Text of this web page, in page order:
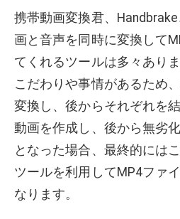
携帯動画変換君、
画と音声を同時に変換して
てくれるツールは多々あり
こだわりや事情があるため
変換し、後からそれぞれを
動画を作成し、後から無劣
となった場合、最終的には
ツールを利用してMP4ファ
なります。